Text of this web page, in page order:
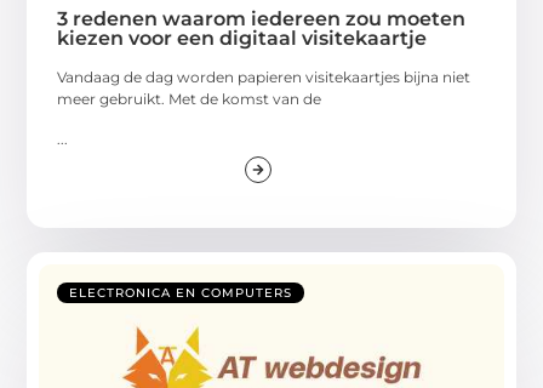
3 redenen waarom iedereen zou moeten
kiezen voor een digitaal visitekaartje
Vandaag de dag worden papieren visitekaartjes bijna niet
meer gebruikt. Met de komst van de
ELECTRONICA EN COMPUTERS